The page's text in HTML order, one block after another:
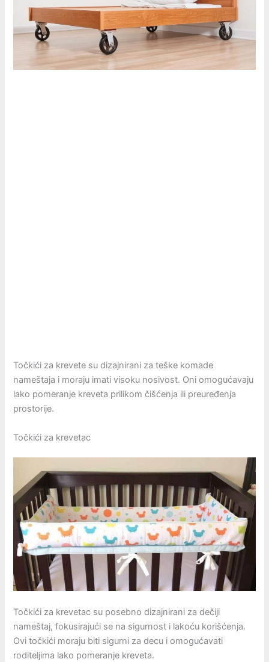
Točkići za krevete su dizajnirani za teške komade
nameštaja i moraju imati visoku nosivost. Oni omogućavaju
lako pomeranje kreveta prilikom čišćenja ili preuređenja
prostorije.
Točkići za krevetac
Točkići za krevetac su posebno dizajnirani za dečiji
nameštaj, fokusirajući se na sigurnost i lakoću korišćenja.
Ovi točkići moraju biti sigurni za decu i omogućavati
roditeljima lako pomeranje kreveta.